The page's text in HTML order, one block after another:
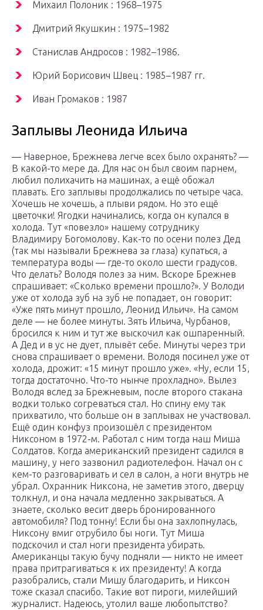
Михаил Полоник : 1968–1975
Дмитрий Якушкин : 1975–1982
Станислав Андросов : 1982–1986.
Юрий Борисович Швец : 1985–1987 гг.
Иван Громаков : 1987
Заплывы Леонида Ильича
— Наверное, Брежнева легче всех было охранять? —
В какой-то мере да. Для нас он был своим парнем,
любил полихачить на машинах, а ещё обожал
плавать. Его заплывы продолжались по четыре часа.
Хочешь не хочешь, а плыви рядом. Но это ещё
цветочки! Ягодки начинались, когда он купался в
холода. Тут «повезло» нашему сотруднику
Владимиру Богомолову. Как-то по осени полез Дед
(так мы называли Брежнева за глаза) купаться, а
температура воды — где-то около шести градусов.
Что делать? Володя полез за ним. Вскоре Брежнев
спрашивает: «Сколько времени прошло?». У Володи
уже от холода зуб на зуб не попадает, он говорит:
«Уже пять минут прошло, Леонид Ильич». На самом
деле — не более минуты. Зять Ильича, Чурбанов,
бросился к ним и тут же выскочил как ошпаренный.
А Дед и в ус не дует, плывёт себе. Минуты через три
снова спрашивает о времени. Володя посинел уже от
холода, дрожит: «15 минут прошло уже». «Ну, если 15,
тогда достаточно. Что-то нынче прохладно». Вылез
Володя вслед за Брежневым, после второго стакана
водки только согреваться стал. Но спину ему так
прихватило, что больше он в заплывах не участвовал.
Ещё один конфуз произошёл с президентом
Никсоном в 1972-м. Работал с ним тогда наш Миша
Солдатов. Когда американский президент садился в
машину, у него зазвонил радиотелефон. Начал он с
кем-то разговаривать и сел в салон, а ноги внутрь не
убрал. Охранник Никсона, не заметив этого, дверцу
толкнул, и она начала медленно закрываться. А
знаете, сколько весит дверь бронированного
автомобиля? Под тонну! Если бы она захлопнулась,
Никсону вмиг отрубило бы ноги. Тут Миша
подскочил и стал ноги президента убирать.
Американцы такую бучу подняли — никто не имеет
права притрагиваться к их президенту! А когда
разобрались, стали Мишу благодарить, и Никсон
тоже сказал спасибо. Такие вот пироги, милейший
журналист. Надеюсь, утолил ваше любопытство?